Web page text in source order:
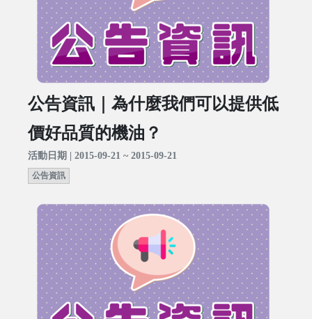
公告資訊｜為什麼我們可以提供低
價好品質的機油？
活動日期 | 2015-09-21 ~ 2015-09-21
公告資訊